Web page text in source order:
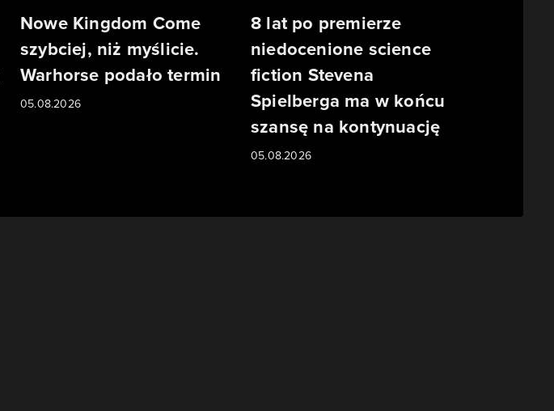
Nowe Kingdom Come
szybciej, niż myślicie.
Warhorse podało termin
05.08.2026
8 lat po premierze
niedocenione science
fiction Stevena
Spielberga ma w końcu
szansę na kontynuację
05.08.2026